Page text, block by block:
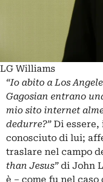
LG Williams
“Io abito a Los
Gagosian entrano
mio sito internet
dedurre?” Di
conosciuto di lui;
traslare nel campo
than Jesus” di John
è – come fu nel caso